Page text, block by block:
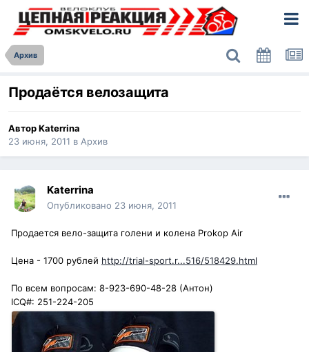
Архив
Продаётся велозащита
АвторKaterrina
23 июня, 2011 в Архив
Katerrina
Опубликовано 23 июня, 2011
Продается вело-защита голени и колена Prokop Air
Цена - 1700 рублей http://trial-sport.r...516/518429.html
По всем вопросам: 8-923-690-48-28 (Антон)
ICQ#: 251-224-205